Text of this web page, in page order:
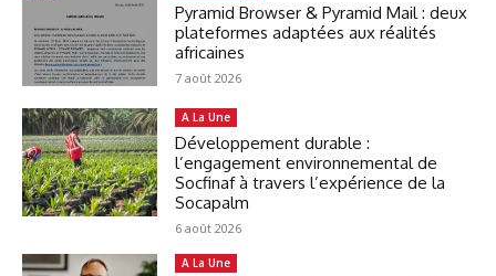
Pyramid Browser & Pyramid Mail : deux
plateformes adaptées aux réalités
africaines
7 août 2026
A La Une
Développement durable :
l’engagement environnemental de
Socfinaf à travers l’expérience de la
Socapalm
6 août 2026
A La Une